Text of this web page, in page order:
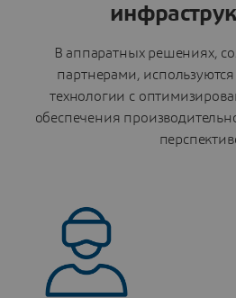
В аппаратных решениях,
партнерами,
технологии с
обеспечения